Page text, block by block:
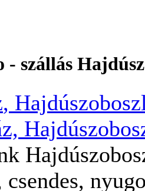
szállás
,
csendes,